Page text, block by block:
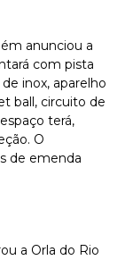
anunciou a
com pista
inox, aparelho
ball, circuito de
terá,
O
de emenda
a Orla do Rio